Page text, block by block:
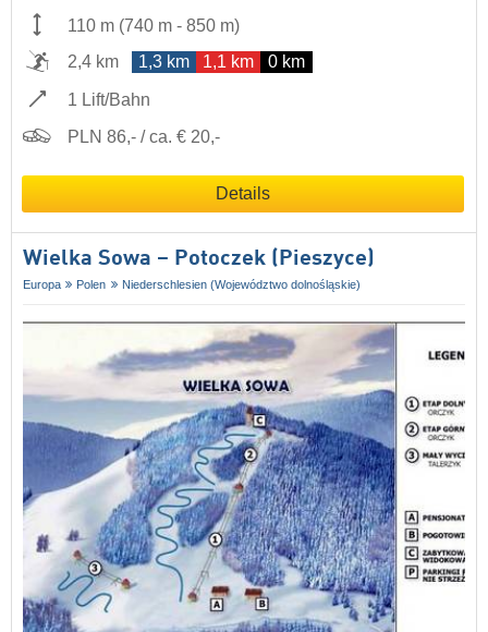
110 m (740 m - 850 m)
2,4 km
1,3 km 1,1 km 0 km
1 Lift/Bahn
PLN 86,- / ca. € 20,-
Details
Wielka Sowa – Potoczek (Pieszyce)
Europa Polen Niederschlesien (Województwo dolnośląskie)